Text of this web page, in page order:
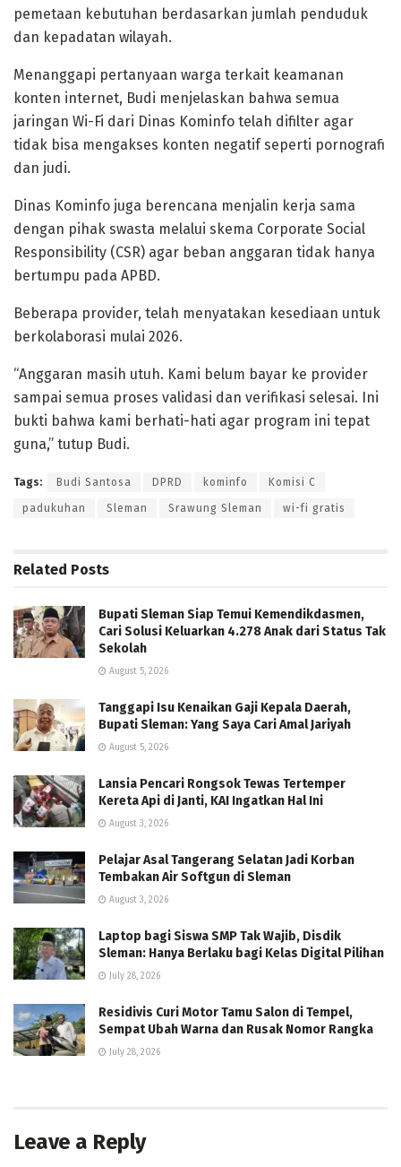
pemetaan kebutuhan berdasarkan jumlah penduduk
dan kepadatan wilayah.
Menanggapi pertanyaan warga terkait keamanan
konten internet, Budi menjelaskan bahwa semua
jaringan Wi-Fi dari Dinas Kominfo telah difilter agar
tidak bisa mengakses konten negatif seperti pornografi
dan judi.
Dinas Kominfo juga berencana menjalin kerja sama
dengan pihak swasta melalui skema Corporate Social
Responsibility (CSR) agar beban anggaran tidak hanya
bertumpu pada APBD.
Beberapa provider, telah menyatakan kesediaan untuk
berkolaborasi mulai 2026.
“Anggaran masih utuh. Kami belum bayar ke provider
sampai semua proses validasi dan verifikasi selesai. Ini
bukti bahwa kami berhati-hati agar program ini tepat
guna,” tutup Budi.
Tags: Budi Santosa DPRD kominfo Komisi C
padukuhan Sleman Srawung Sleman wi-fi gratis
Related Posts
Bupati Sleman Siap Temui Kemendikdasmen,
Cari Solusi Keluarkan 4.278 Anak dari Status Tak
Sekolah
August 5, 2026
Tanggapi Isu Kenaikan Gaji Kepala Daerah,
Bupati Sleman: Yang Saya Cari Amal Jariyah
August 5, 2026
Lansia Pencari Rongsok Tewas Tertemper
Kereta Api di Janti, KAI Ingatkan Hal Ini
August 3, 2026
Pelajar Asal Tangerang Selatan Jadi Korban
Tembakan Air Softgun di Sleman
August 3, 2026
Laptop bagi Siswa SMP Tak Wajib, Disdik
Sleman: Hanya Berlaku bagi Kelas Digital Pilihan
July 28, 2026
Residivis Curi Motor Tamu Salon di Tempel,
Sempat Ubah Warna dan Rusak Nomor Rangka
July 28, 2026
Leave a Reply